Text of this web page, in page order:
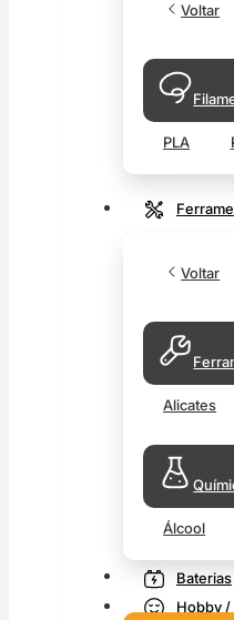
Voltar
PLA
Voltar
Alicates
Álcool
Baterias
Hobby /